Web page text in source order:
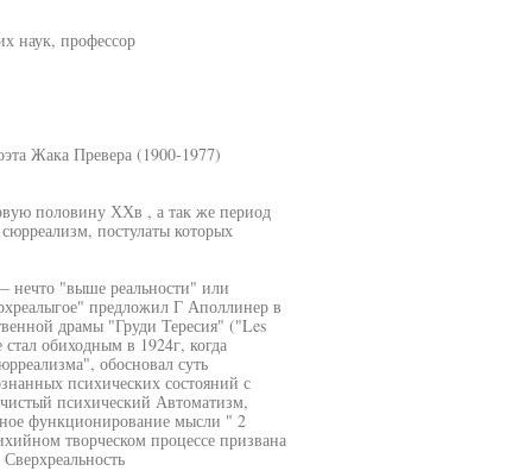
наук, профессор
Жака Превера (1900-1977)
половину ХХв , а так же период
постулаты которых
нечто "выше реальности" или
предложил Г Аполлинер в
драмы "Груди Тересия" ("Les
обиходным в 1924г, когда
обосновал суть
психических состояний с
психический Автоматизм,
функционирование мысли " 2
творческом процессе призвана